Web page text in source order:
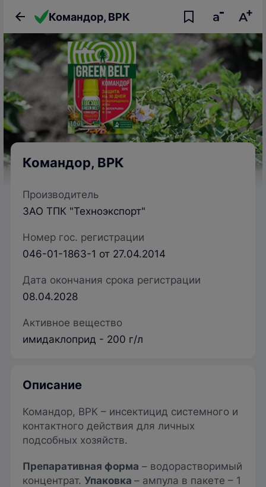
Командор, ВРК
Командор, ВРК
Производитель
ЗАО ТПК "Техноэкспорт"
Номер гос. регистрации
046-01-1863-1 от 27.04.2014
Дата окончания срока регистрации
08.04.2028
Активное вещество
имидаклоприд - 200 г/л
Описание
Командор, ВРК – инсектицид системного и
контактного действия для личных
подсобных хозяйств.
Препаративная форма – водорастворимый
концентрат. Упаковка – ампула в пакете – 1